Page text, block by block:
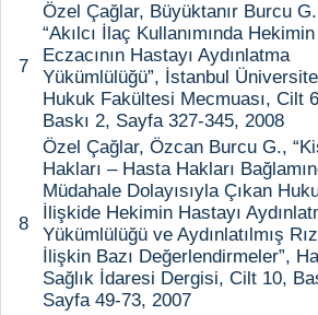
7
Özel Çağlar, Büyüktanır Burcu
“Akılcı İlaç Kullanımında
Eczacının Hastayı Aydınlatma
Yükümlülüğü”, İstanbul
Hukuk Fakültesi Mecmuası, Cilt
Baskı 2, Sayfa 327-345, 2008
8
Özel Çağlar, Özcan Burcu G.,
Hakları – Hasta Hakları
Müdahale Dolayısıyla Çıkan
İlişkide Hekimin Hastayı
Yükümlülüğü ve Aydınlatılmış
İlişkin Bazı Değerlendirmeler”,
Sağlık İdaresi Dergisi, Cilt 10,
Sayfa 49-73, 2007